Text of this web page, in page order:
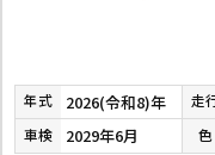
年式 2026(令和8)年 走
車検 2029年6月 色